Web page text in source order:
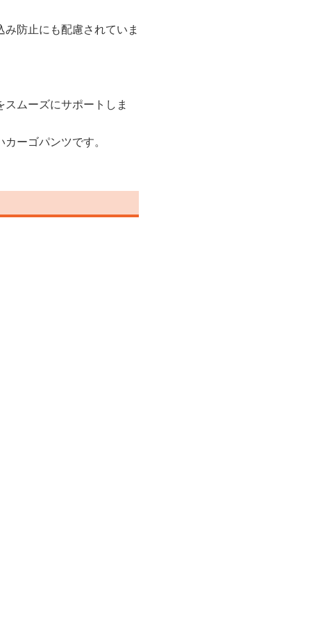
防止にも配慮されていま
ムーズにサポートしま
ーゴパンツです。